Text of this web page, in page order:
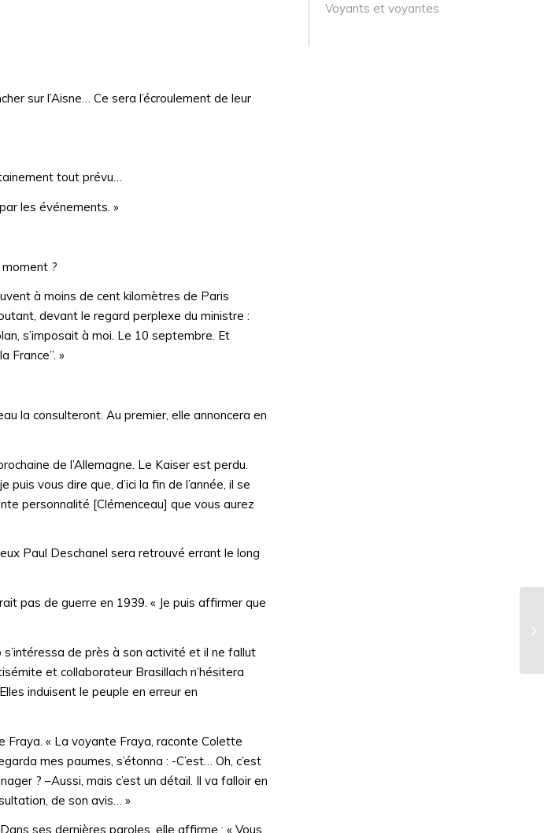
sur l’Aisne… Ce sera l’écroulement de leur
tout prévu…
les événements. »
?
à moins de cent kilomètres de Paris
devant le regard perplexe du ministre :
s’imposait à moi. Le 10 septembre. Et
France”. »
la consulteront. Au premier, elle annoncera en
de l’Allemagne. Le Kaiser est perdu.
vous dire que, d’ici la fin de l’année, il se
personnalité [Clémenceau] que vous aurez
Paul Deschanel sera retrouvé errant le long
pas de guerre en 1939. « Je puis affirmer que
de près à son activité et il ne fallut
et collaborateur Brasillach n’hésitera
induisent le peuple en erreur en
« La voyante Fraya, raconte Colette
mes paumes, s’étonna : -C’est… Oh, c’est
? –Aussi, mais c’est un détail. Il va falloir en
de son avis… »
ses dernières paroles, elle affirme : « Vous
Voyants et voyantes